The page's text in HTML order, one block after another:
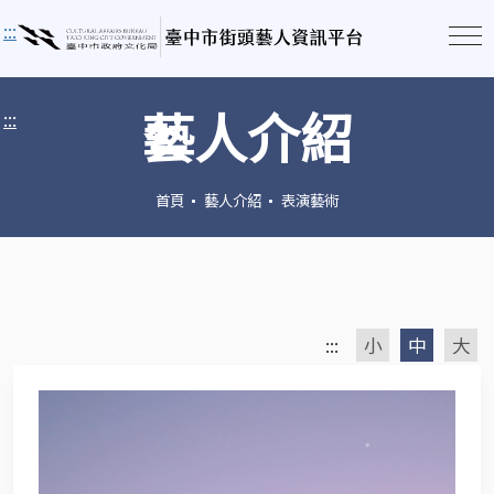
:::
::: 藝人介紹
首頁 藝人介紹 表演藝術
::: 小 中 大